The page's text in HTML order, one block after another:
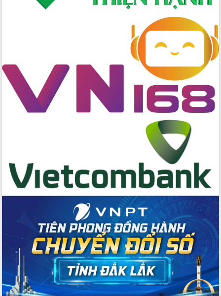
Phó Bí thư Tỉnh ủy Đắk Lắk Đỗ Hữu
Huy giữ chức Bí thư Đảng ủy Ủy Ban
Nhân dân tỉnh
Bệnh án điện tử thúc đẩy chuyển đổi
số y tế tại Đắk Lắk
Chương trình “Gặp gỡ hữu nghị –
Friendship Meeting New Year 2026”
Lắk gửi gắm niềm tin, kỳ vọng vào lá
Đắk Lắk sẵn sàng các điều kiện cho
Ngày hội bầu cử đại biểu Quốc hội
khóa XVI và HĐND các cấp nhiệm kỳ
2026-2031
Đảm bảo cuộc bầu cử đại biểu Quốc
hội và đại biểu HĐND các cấp diễn ra
an toàn, hiệu quả, đúng quy định